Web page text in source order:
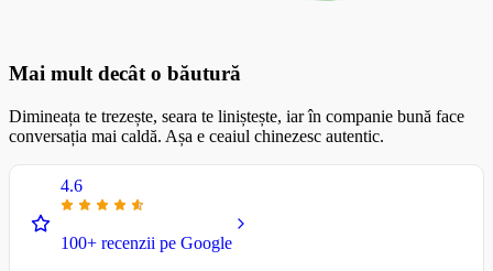
Mai mult decât o băutură
Dimineața te trezește, seara te liniștește, iar în companie bună face
conversația mai caldă. Așa e ceaiul chinezesc autentic.
4.6
100+ recenzii pe Google